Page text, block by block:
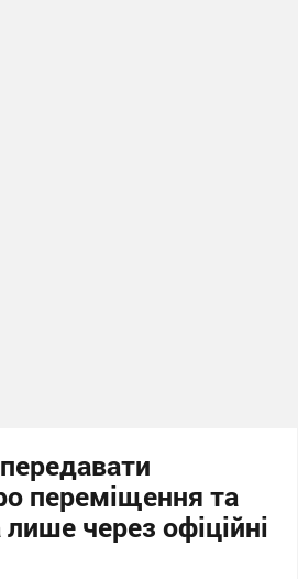
переміщення та
лише через офіційні